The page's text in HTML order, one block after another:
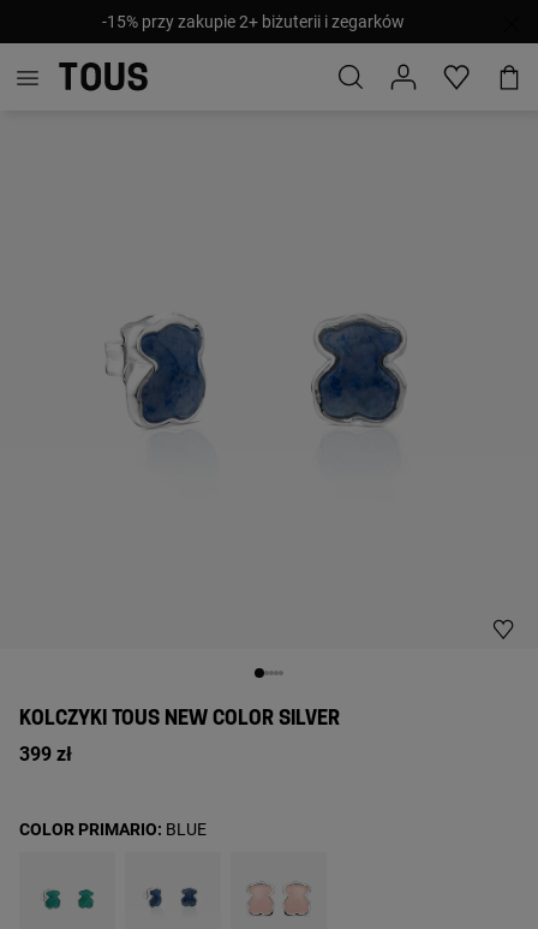
-15% przy zakupie 2+ biżuterii i zegarków
KOLCZYKI TOUS NEW COLOR SILVER
399 zł
COLOR PRIMARIO: BLUE